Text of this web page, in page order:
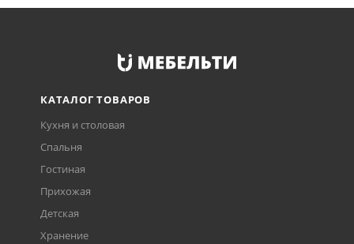
КАТАЛОГ ТОВАРОВ
Кухня и столовая
Спальня
Гостиная
Прихожая
Детская
Хранение